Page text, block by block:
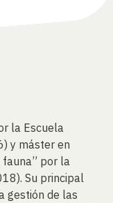
la Escuela
y máster en
fauna” por la
Su principal
gestión de las